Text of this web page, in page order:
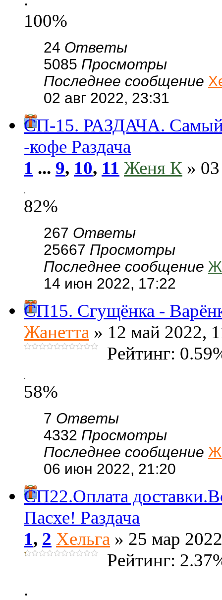
100%
24 Ответы
5085 Просмотры
Последнее сообщение
02 авг 2022, 23:31
СП-15. РАЗДАЧА. Самый
-кофе Раздача
1 ... 9, 10, 11 Женя К »
.
82%
267 Ответы
25667 Просмотры
Последнее сообщение
14 июн 2022, 17:22
СП15. Сгущёнка -
Жанетта » 12 май 2022,
Рейтинг:
.
58%
7 Ответы
4332 Просмотры
Последнее сообщение
06 июн 2022, 21:20
СП22.Оплата
Пасхе! Раздача
1, 2 Хельга » 25 мар
Рейтинг:
.